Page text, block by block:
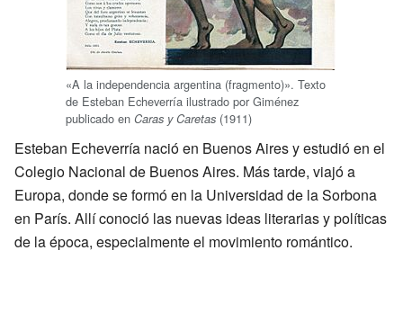
«A la independencia argentina (fragmento)». Texto
de Esteban Echeverría ilustrado por Giménez
publicado en Caras y Caretas (1911)
Esteban Echeverría nació en Buenos Aires y estudió en el
Colegio Nacional de Buenos Aires. Más tarde, viajó a
Europa, donde se formó en la Universidad de la Sorbona
en París. Allí conoció las nuevas ideas literarias y políticas
de la época, especialmente el movimiento romántico.